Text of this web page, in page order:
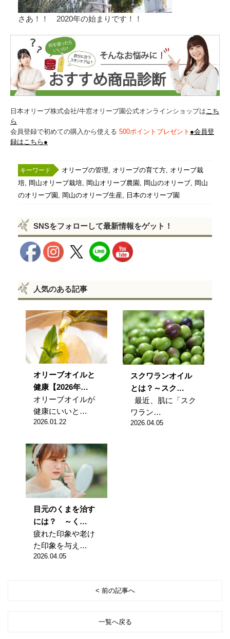
さあ！！ 2020年の始まりです！！
日本オリーブ株式会社/牛窓オリーブ園公式オンラインショップは こち
ら
会員登録で初めての購入から使える 500ポイントプレゼント ●会員登
録はこちら●
オリーブの管理 オリーブの育て方 オリーブ栽
培 岡山オリーブ栽培 岡山オリーブ農園 岡山のオリーブ 岡山
のオリーブ園
岡山のオリーブ生産 日本のオリーブ園
SNSをフォローして最新情報をゲット！
人気のある記事
オリーブオイルと
健康【2026年…
オリーブオイルが
健康にいいと…
2026.01.22
スクワランオイル
とは？～スク…
最近、肌に「スク
ワラン…
2026.04.05
目元のくまを治す
には？ ～く…
疲れた印象や老け
た印象を与え…
2026.04.05
< 前の記事へ
一覧へ戻る